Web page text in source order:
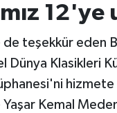
12'ye
teşekkür eden
Dünya Klasikleri
Yaşar Kemal